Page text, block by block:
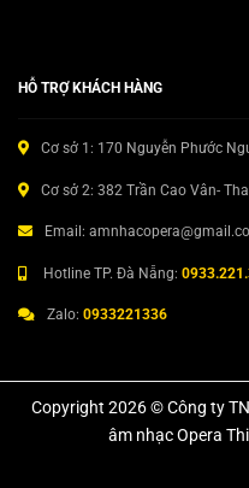
HỖ TRỢ KHÁCH HÀNG
Cơ sở 1: 170 Nguyễn Phước
Cơ sở 2: 382 Trần Cao Vân-
Email:
Hotline TP. Đà Nẵng:
Zalo: 0933221336
Copyright 2026 © Công ty
âm nhạc Opera